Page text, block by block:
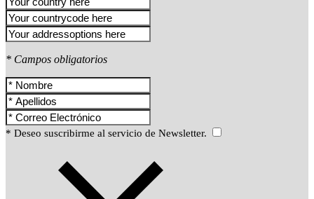
* Campos obligatorios
* Deseo suscribirme al servicio de Newsletter.